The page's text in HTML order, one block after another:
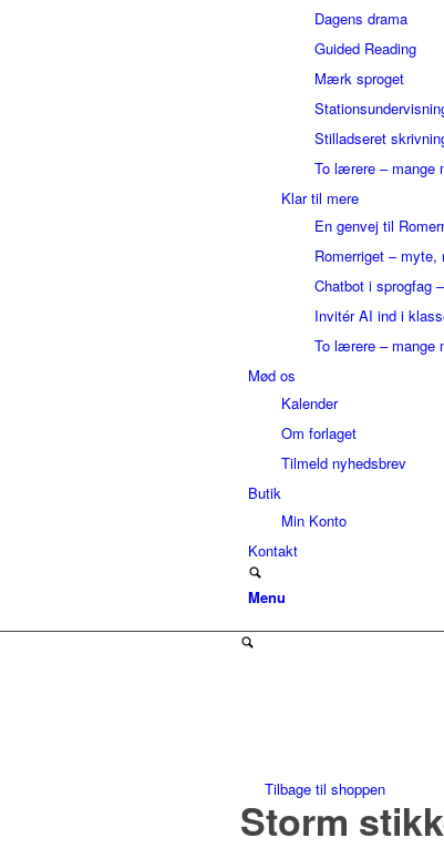
Dagens drama
Guided Reading
Mærk sproget
Stilladseret
To lærere – mange
Klar til mere
En genvej til
Romerriget –
Chatbot i sprogfag
Invitér AI ind i
To lærere – mange
Mød os
Kalender
Om forlaget
Tilmeld nyhedsbrev
Butik
Min Konto
Kontakt
Menu
Tilbage til shoppen
Storm